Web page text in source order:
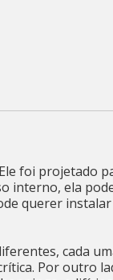
foi projetado
interno, ela
querer
cada
Por outro